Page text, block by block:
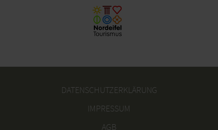
DATENSCHUTZERKLÄRUNG
IMPRESSUM
AGB